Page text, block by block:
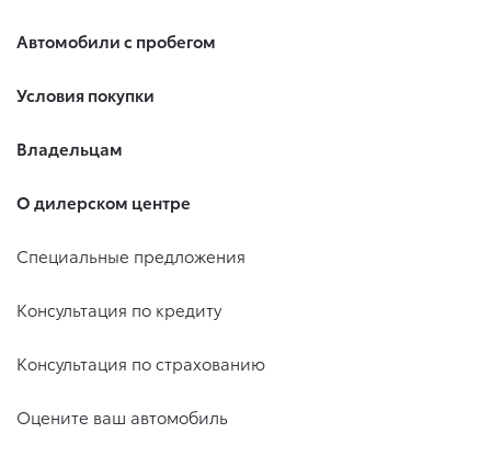
Автомобили с пробегом
Условия покупки
Владельцам
О дилерском центре
Специальные предложения
Консультация по кредиту
Консультация по страхованию
Оцените ваш автомобиль